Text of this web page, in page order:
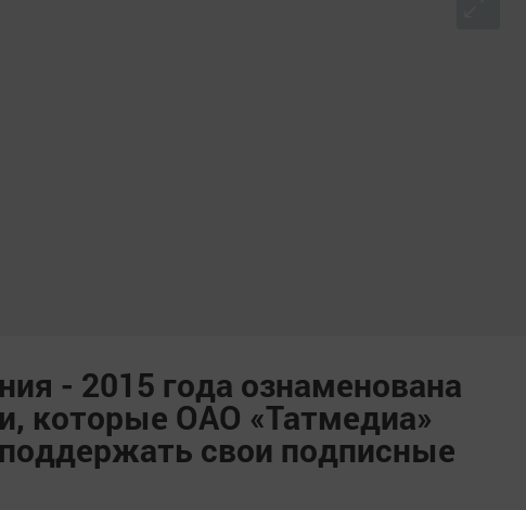
- 2015 года ознаменована
которые ОАО «Татмедиа»
свои подписные